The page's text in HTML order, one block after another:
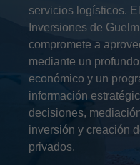
servicios logísticos.
Inversiones de
compromete a
mediante un
económico y un
información
decisiones,
inversión y creación
privados.